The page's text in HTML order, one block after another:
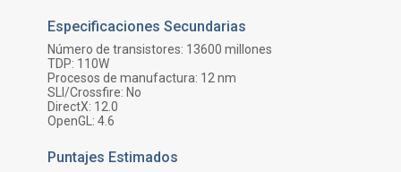
Especificaciones Secundarias
Número de transistores: 13600 millones
TDP: 110W
Procesos de manufactura: 12 nm
SLI/Crossfire: No
DirectX: 12.0
OpenGL: 4.6
Puntajes Estimados